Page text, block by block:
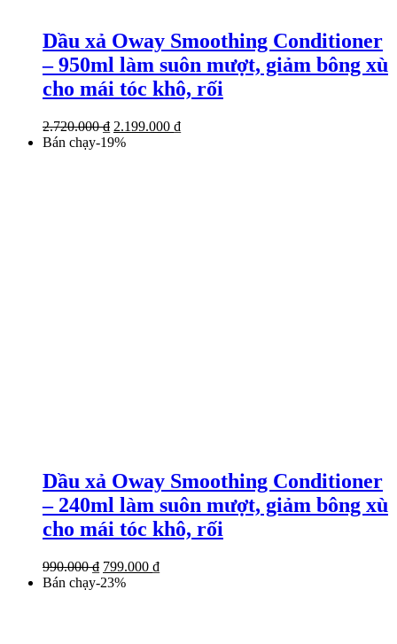
Dầu xả Oway Smoothing Conditioner
– 950ml làm suôn mượt, giảm bông xù
cho mái tóc khô, rối
2.720.000₫ Giá
gốc
2.199.000 ₫Giá
Bán chạy-19%
Dầu xả Oway Smoothing Conditioner
– 240ml làm suôn mượt, giảm bông xù
cho mái tóc khô, rối
990.000₫ Giá
gốc
799.000 ₫Giá
Bán chạy-23%